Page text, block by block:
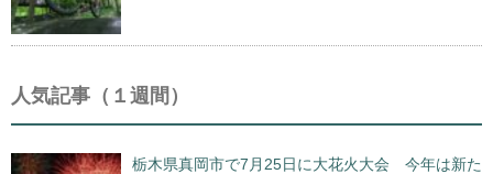
人気記事（１週間）
栃木県真岡市で7月25日に大花火大会 今年は新た